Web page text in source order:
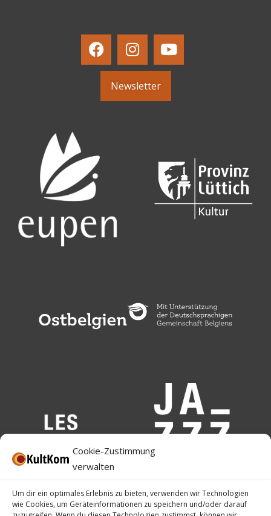
Cookie-Zustimmung
verwalten
Um dir ein optimales Erlebnis zu bieten, verwenden wir Technologien
wie Cookies, um Geräteinformationen zu speichern und/oder darauf
Newsletter